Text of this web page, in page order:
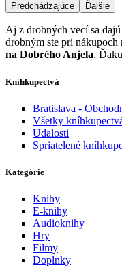
Predchádzajúce Ďalšie
Aj z drobných vecí sa
drobným ste pri
na Dobrého Anjela.
Kníhkupectvá
Bratislava -
Všetky
Udalosti
Spriatelené
Kategórie
Knihy
E-knihy
Audioknihy
Hry
Filmy
Doplnky